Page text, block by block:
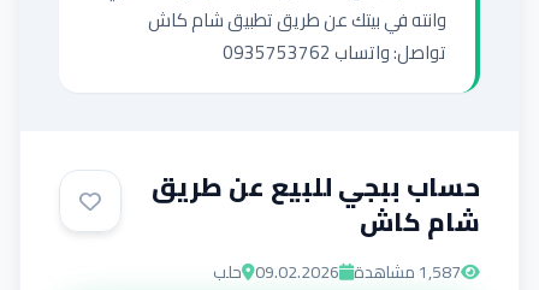
تواصل: واتساب 0935753762
حساب ببجي للبيع عن طريق
شام كاش
1,587مشاهدة 09.02.2026 حلب